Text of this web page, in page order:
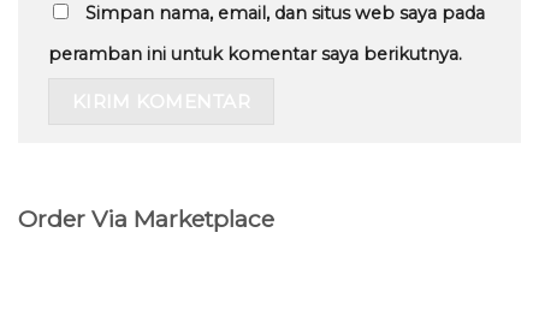
Simpan nama, email, dan situs web saya pada
peramban ini untuk komentar saya berikutnya.
Order Via Marketplace